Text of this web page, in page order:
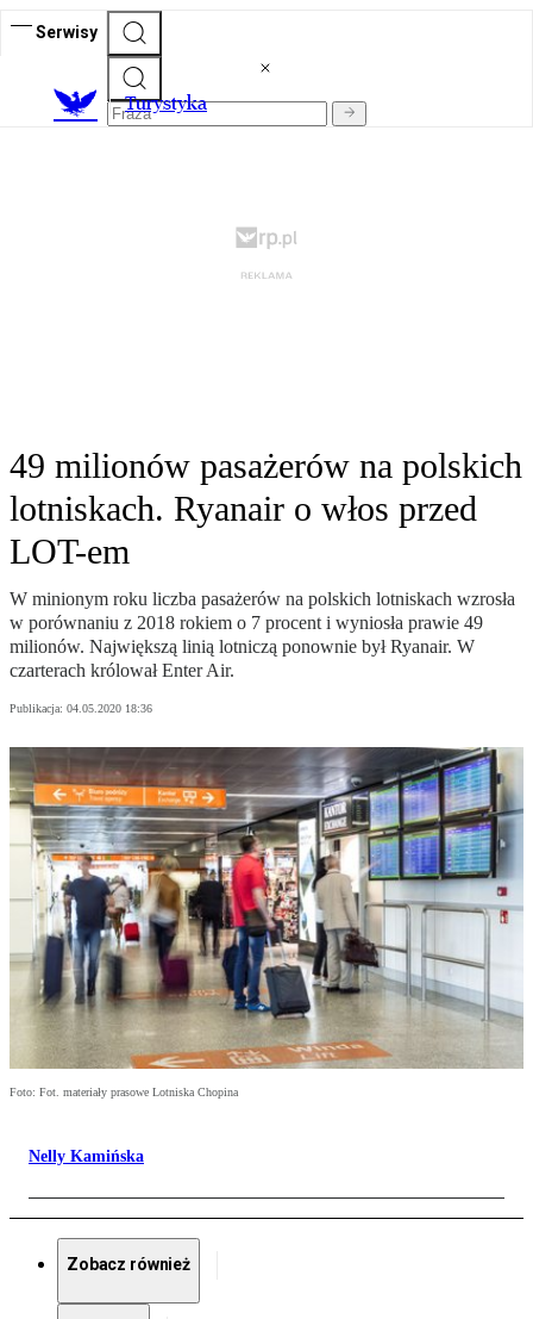
Serwisy
Turystyka
49 milionów pasażerów na polskich
lotniskach. Ryanair o włos przed
LOT-em
W minionym roku liczba pasażerów na polskich lotniskach wzrosła
w porównaniu z 2018 rokiem o 7 procent i wyniosła prawie 49
milionów. Największą linią lotniczą ponownie był Ryanair. W
czarterach królował Enter Air.
Publikacja: 04.05.2020 18:36
Foto: Fot. materiały prasowe Lotniska Chopina
Nelly Kamińska
Zobacz również